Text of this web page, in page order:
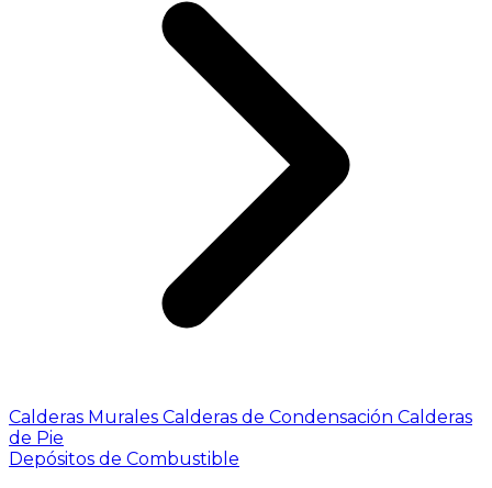
Calderas Murales Calderas de Condensación Calderas
de Pie
Depósitos de Combustible